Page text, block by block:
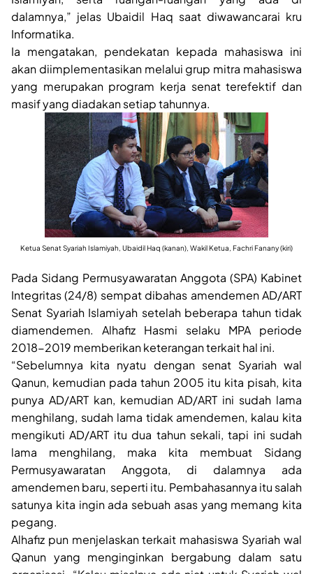
dalamnya,” jelas Ubaidil Haq saat diwawancarai kru
Informatika.
Ia mengatakan, pendekatan kepada mahasiswa ini
akan diimplementasikan melalui grup mitra mahasiswa
yang merupakan program kerja senat terefektif dan
masif yang diadakan setiap tahunnya.
Ketua Senat Syariah Islamiyah, Ubaidil Haq (kanan), Wakil Ketua, Fachri Fanany (kiri)
Pada Sidang Permusyawaratan Anggota (SPA) Kabinet
Integritas (24/8) sempat dibahas amendemen AD/ART
Senat Syariah Islamiyah setelah beberapa tahun tidak
diamendemen. Alhafiz Hasmi selaku MPA periode
2018-2019 memberikan keterangan terkait hal ini.
“Sebelumnya kita nyatu dengan senat Syariah wal
Qanun, kemudian pada tahun 2005 itu kita pisah, kita
punya AD/ART kan, kemudian AD/ART ini sudah lama
menghilang, sudah lama tidak amendemen, kalau kita
mengikuti AD/ART itu dua tahun sekali, tapi ini sudah
lama menghilang, maka kita membuat Sidang
Permusyawaratan Anggota, di dalamnya ada
amendemen baru, seperti itu. Pembahasannya itu salah
satunya kita ingin ada sebuah asas yang memang kita
pegang.
Alhafiz pun menjelaskan terkait mahasiswa Syariah wal
Qanun yang menginginkan bergabung dalam satu